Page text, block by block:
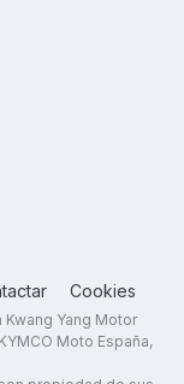
Cookies
Kwang Yang Motor
Moto España,